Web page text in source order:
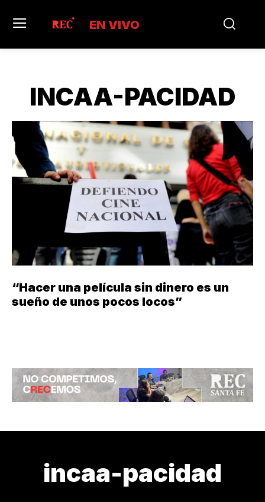
EN VIVO
INCAA-PACIDAD
“Hacer una película sin dinero es un
sueño de unos pocos locos”
incaa-pacidad